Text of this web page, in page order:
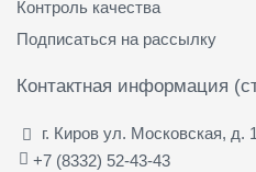
Контроль качества
Подписаться на рассылку
Контактная информация
г. Киров ул. Московская, д.
+7 (8332) 52-43-43